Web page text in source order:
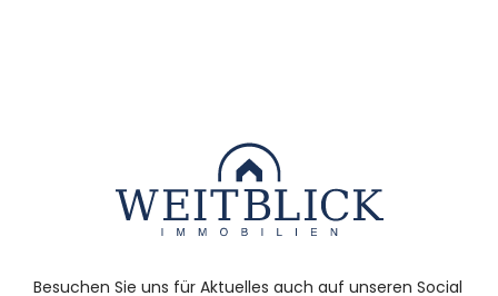
Besuchen Sie uns für Aktuelles auch auf unseren Social